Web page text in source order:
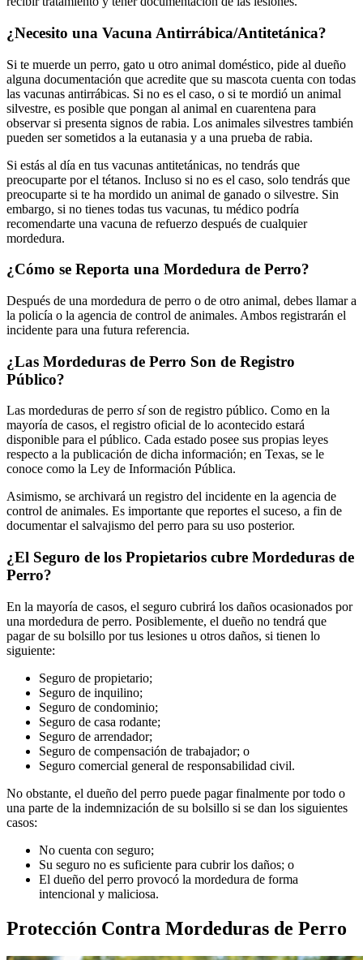
¿Necesito una Vacuna Antirrábica/Antitetánica?
Si te muerde un perro, gato u otro animal doméstico, pide al dueño
alguna documentación que acredite que su mascota cuenta con todas
las vacunas antirrábicas. Si no es el caso, o si te mordió un animal
silvestre, es posible que pongan al animal en cuarentena para
observar si presenta signos de rabia. Los animales silvestres también
pueden ser sometidos a la eutanasia y a una prueba de rabia.
Si estás al día en tus vacunas antitetánicas, no tendrás que
preocuparte por el tétanos. Incluso si no es el caso, solo tendrás que
preocuparte si te ha mordido un animal de ganado o silvestre. Sin
embargo, si no tienes todas tus vacunas, tu médico podría
recomendarte una vacuna de refuerzo después de cualquier
mordedura.
¿Cómo se Reporta una Mordedura de Perro?
Después de una mordedura de perro o de otro animal, debes llamar a
la policía o la agencia de control de animales. Ambos registrarán el
incidente para una futura referencia.
¿Las Mordeduras de Perro Son de Registro
Público?
Las mordeduras de perro síson de registro público. Como en la
mayoría de casos, el registro oficial de lo acontecido estará
disponible para el público. Cada estado posee sus propias leyes
respecto a la publicación de dicha información; en Texas, se le
conoce como la Ley de Información Pública.
Asimismo, se archivará un registro del incidente en la agencia de
control de animales. Es importante que reportes el suceso, a fin de
documentar el salvajismo del perro para su uso posterior.
¿El Seguro de los Propietarios cubre Mordeduras de
Perro?
En la mayoría de casos, el seguro cubrirá los daños ocasionados por
una mordedura de perro. Posiblemente, el dueño no tendrá que
pagar de su bolsillo por tus lesiones u otros daños, si tienen lo
siguiente:
Seguro de propietario;
Seguro de inquilino;
Seguro de condominio;
Seguro de casa rodante;
Seguro de arrendador;
Seguro de compensación de trabajador; o
Seguro comercial general de responsabilidad civil.
No obstante, el dueño del perro puede pagar finalmente por todo o
una parte de la indemnización de su bolsillo si se dan los siguientes
casos:
No cuenta con seguro;
Su seguro no es suficiente para cubrir los daños; o
El dueño del perro provocó la mordedura de forma
intencional y maliciosa.
Protección Contra Mordeduras de Perro